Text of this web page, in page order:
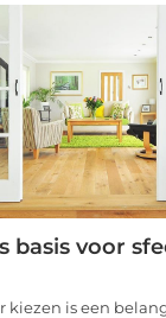
basis voor
kiezen is een